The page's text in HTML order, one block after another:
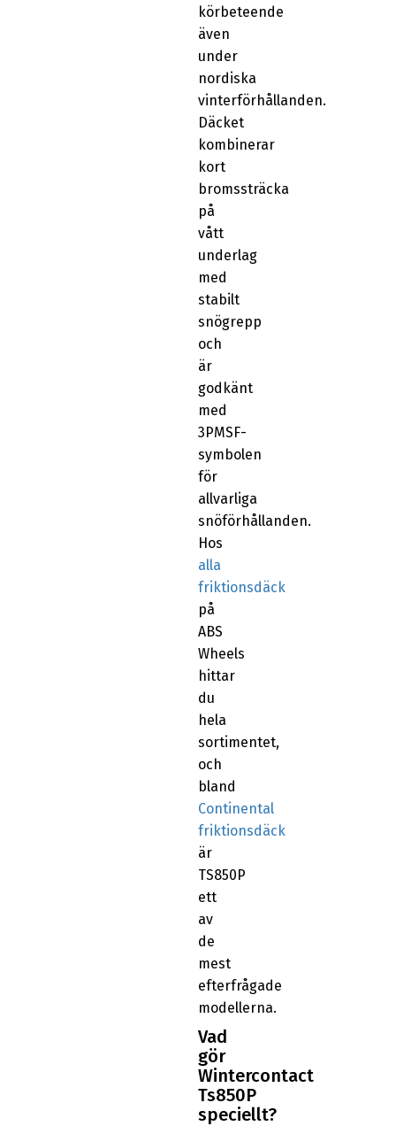
körbeteende
även
under
nordiska
vinterförhållanden.
Däcket
kombinerar
kort
bromssträcka
på
vått
underlag
med
stabilt
snögrepp
och
är
godkänt
med
3PMSF-
symbolen
för
allvarliga
snöförhållanden.
Hos
alla
friktionsdäck
på
ABS
Wheels
hittar
du
hela
sortimentet,
och
bland
Continental
friktionsdäck
är
TS850P
ett
av
de
mest
efterfrågade
modellerna.
Vad
gör
Wintercontact
Ts850P
speciellt?